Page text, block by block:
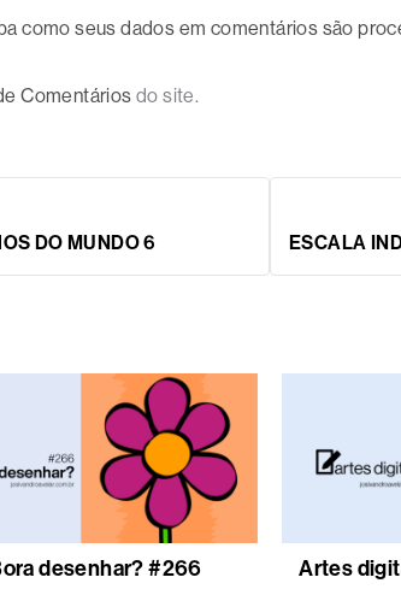
como seus dados em comentários são
Comentários do site.
DO MUNDO 6
ESCALA
desenhar? #266
Artes